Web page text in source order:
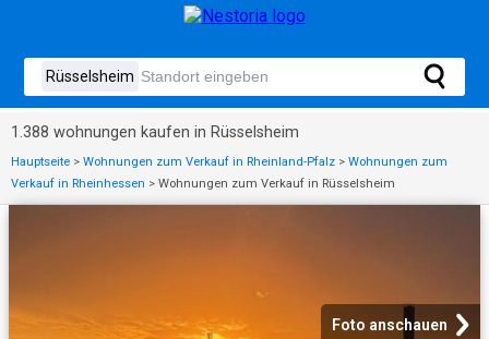
1.388 wohnungen kaufen in Rüsselsheim
Hauptseite > Wohnungen zum Verkauf in Rheinland-Pfalz > Wohnungen zum
Verkauf in Rheinhessen > Wohnungen zum Verkauf in Rüsselsheim
Foto anschauen